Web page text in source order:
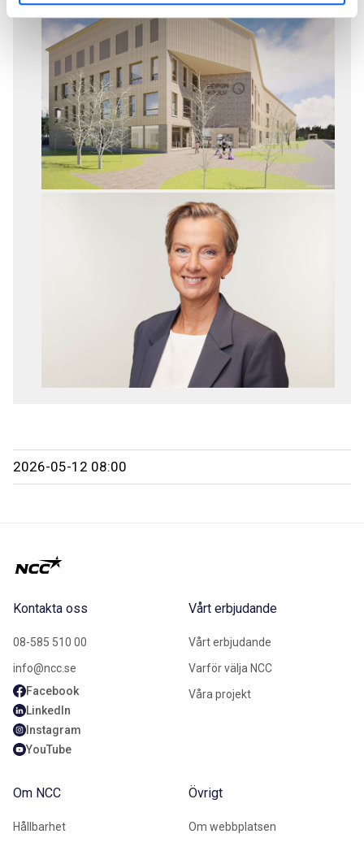
2026-05-12 08:00
Kontakta oss
08-585 510 00
info@ncc.se
Facebook
LinkedIn
Instagram
YouTube
Vårt erbjudande
Vårt erbjudande
Varför välja NCC
Våra projekt
Om NCC
Hållbarhet
Övrigt
Om webbplatsen